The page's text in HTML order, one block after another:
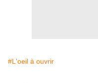
#L'oeil à ouvrir